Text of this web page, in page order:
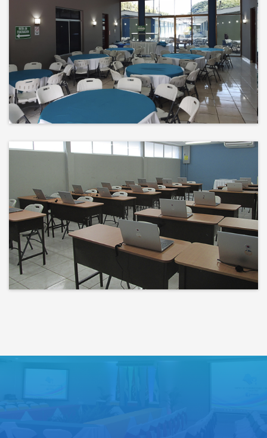
El éxito no es solo un destino, es el
impacto que dejamos en el
camino
Bienvenidos a un espacio donde
las ideas cobran voz y el
conocimiento se comparte
todos tus mañanas